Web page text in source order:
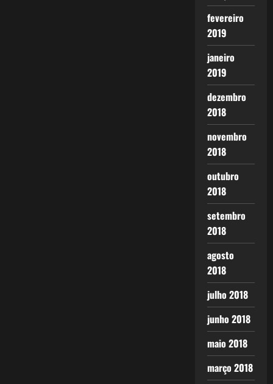
fevereiro
2019
janeiro
2019
dezembro
2018
novembro
2018
outubro
2018
setembro
2018
agosto
2018
julho 2018
junho 2018
maio 2018
março 2018